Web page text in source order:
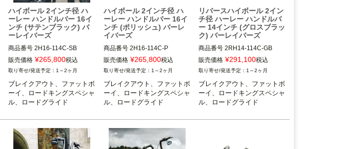
ハイボール 2インチ径 ハ
ーレー ハンドルバー 16イ
ンチ (サテンブラック) バ
ーレイバーズ
商品番号2H16-114C-SB
販売価格 ¥265,800税込
1～2ヶ月
ブレイクアウト、ファットボ
ーイ、ロードキングスペシャ
ル、ロードグライド
ハイボール 2インチ径 ハ
ーレー ハンドルバー 16イ
ンチ (ポリッシュ) バーレ
イバーズ
商品番号 2H16-114C-P
販売価格 ¥265,800税込
1～2ヶ月
ブレイクアウト、ファットボ
ーイ、ロードキングスペシャ
ル、ロードグライド
リバースハイボール 2イン
チ径 ハーレー ハンドルバ
ー 14インチ (グロスブラッ
ク) バーレイバーズ
商品番号2RH14-114C-GB
販売価格 ¥291,100税込
1～2ヶ月
ブレイクアウト、ファットボ
ーイ、ロードキングスペシャ
ル、ロードグライド